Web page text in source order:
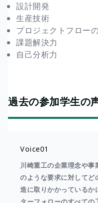
設計開発
生産技術
プロジェクトフロー
課題解決力
自己分析力
過去の参加学生の
Voice01
川崎重工の企業理念や
のような要求に対してど
造に取りかかっているか